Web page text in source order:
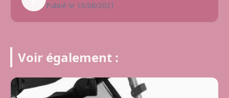
Publié le 10/08/2021
Voir également :